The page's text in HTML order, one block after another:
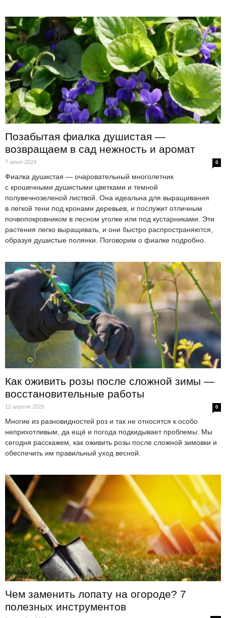
Позабытая фиалка душистая —
возвращаем в сад нежность и аромат
7 июня 2024 0
Фиалка душистая — очаровательный многолетник
с крошечными душистыми цветками и темной
полувечнозеленой листвой. Она идеальна для выращивания
в легкой тени под кронами деревьев, и послужит отличным
почвопокровником в лесном уголке или под кустарниками. Эти
растения легко выращивать, и они быстро распространяются,
образуя душистые полянки. Поговорим о фиалке подробно.
Как оживить розы после сложной зимы —
восстановительные работы
12 апреля 2025 0
Многие из разновидностей роз и так не относятся к особо
неприхотливым, да ещё и погода подкидывает проблемы. Мы
сегодня расскажем, как оживить розы после сложной зимовки и
обеспечить им правильный уход весной.
Чем заменить лопату на огороде? 7
полезных инструментов